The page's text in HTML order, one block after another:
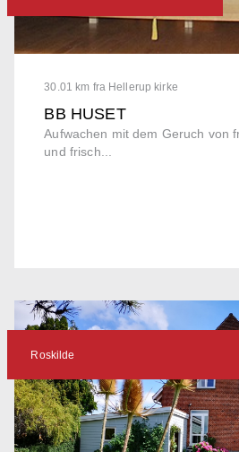
30.01 km fra Hellerup kirke
BB HUSET
Aufwachen mit dem Geruch von
und frisch...
Roskilde